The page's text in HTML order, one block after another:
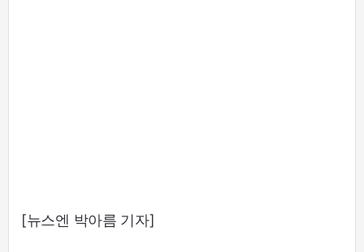
[뉴스엔 박아름 기자]